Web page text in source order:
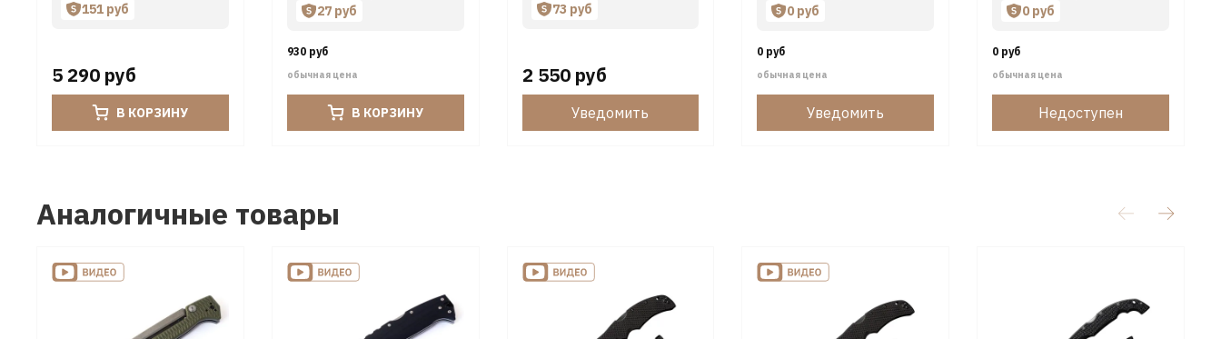
151 руб
5 290 руб
В КОРЗИНУ
27 руб
930 руб
обычная цена
В КОРЗИНУ
73 руб
2 550 руб
Уведомить
0 руб
0 руб
обычная цена
Уведомить
0 руб
0 руб
обычная цена
Недоступен
Аналогичные товары